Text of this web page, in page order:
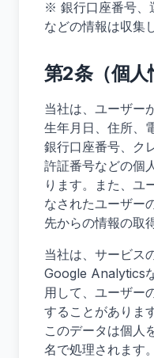
※ 銀行口座番号、
などの情報は収集
第2条（個人
当社は、ユーザー
生年月日、住所、
銀行口座番号、ク
許証番号などの個
ります。また、ユ
なされたユーザー
先からの情報の取
当社は、サービス
Google Analytics
用して、ユーザー
することがあります
このデータは個人
名で処理されます。